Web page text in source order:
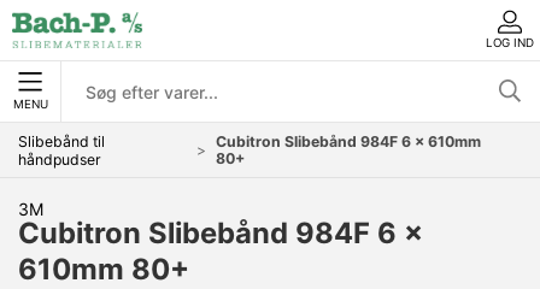
LOG IND
MENU
Slibebånd til
håndpudser
Cubitron Slibebånd 984F 6 x 610mm
80+
3M
Cubitron Slibebånd 984F 6 x
610mm 80+